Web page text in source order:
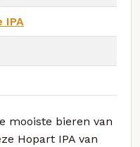
IPA
mooiste bieren van
Hopart IPA van